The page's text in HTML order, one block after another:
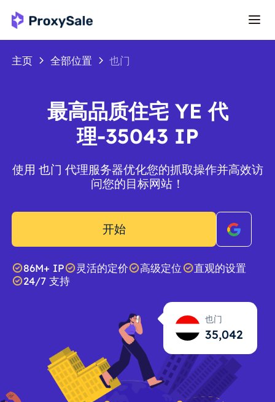
主页 全部位置 也门
最高品质住宅 YE 代
理-35043 IP
使用 也门 代理服务器优化您的抓取操作并高效访
问您的目标网站！
开始
86M+ IP 灵活的定价 高级定位
直观的设置
24/7 支持
也门
35,043